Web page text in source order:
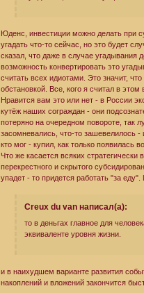
Юденс, инвестиции можно делать при
угадать что-то сейчас, но это будет
сказал, что даже в случае угадывания
возможность конвертировать это
считать всех идиотами. Это значит,
обстановкой. Все, кого я считал в
Нравится вам это или нет - в России
кутёж наших сограждан - они
потеряно на очередном повороте, так
засомневались, что-то зашевелилось
кто мог - купил, как только появилась
Что же касается всяких
перекрестного и скрытого
упадет - то придется работать "за
Creux du van написал(а):
то в деньгах главное для
эквиваленте уровня жизни.
и в наихудшем варианте развития
накоплений и вложений закончится